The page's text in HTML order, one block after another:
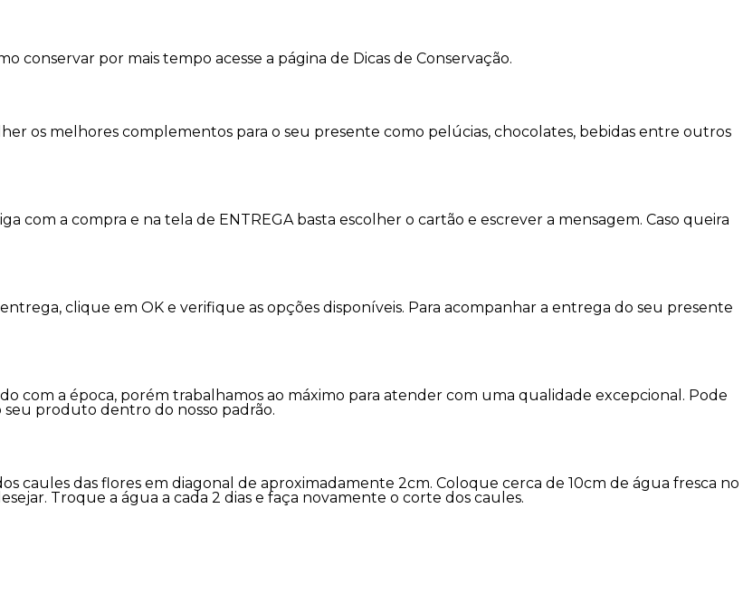
conservar por mais tempo acesse a página de Dicas de Conservação.
os melhores complementos para o seu presente como pelúcias, chocolates, bebidas entre outros
com a compra e na tela de ENTREGA basta escolher o cartão e escrever a mensagem. Caso queira
clique em OK e verifique as opções disponíveis. Para acompanhar a entrega do seu presente
com a época, porém trabalhamos ao máximo para atender com uma qualidade excepcional. Pode
produto dentro do nosso padrão.
caules das flores em diagonal de aproximadamente 2cm. Coloque cerca de 10cm de água fresca no
Troque a água a cada 2 dias e faça novamente o corte dos caules.